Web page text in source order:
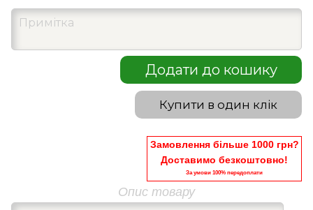
Додати до кошику
Купити в один клік
Замовлення більше 1000 грн?
Доставимо безкоштовно!
За умови 100% передоплати
Опис товару